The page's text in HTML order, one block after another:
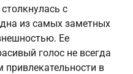
с
из самых заметных
Ее
голос не всегда
привлекательности в